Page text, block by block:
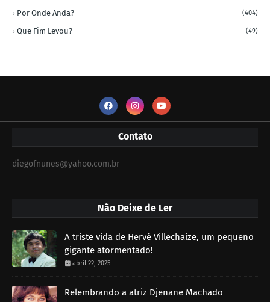
Por Onde Anda? (404)
Que Fim Levou? (49)
Contato
diegofnunes@yahoo.com.br
Não Deixe de Ler
A triste vida de Hervé Villechaize, um pequeno
gigante atormentado!
abril 22, 2025
Relembrando a atriz Djenane Machado